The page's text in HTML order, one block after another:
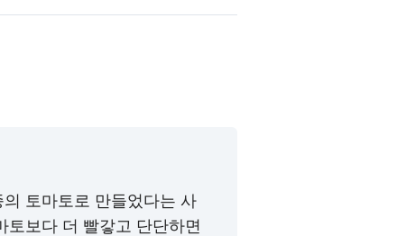
토마토로 만들었다는 사
토보다 더 빨갛고 단단하면